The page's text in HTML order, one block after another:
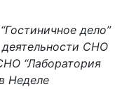
дело”
СНО
“Лаборатория
Неделе